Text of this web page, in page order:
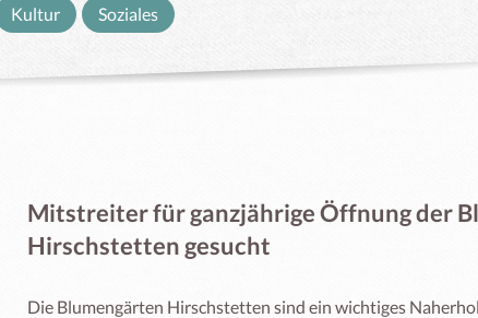
Kultur Soziales
Mitstreiter für ganzjährige Öffnung der
Hirschstetten gesucht
Die Blumengärten Hirschstetten sind ein wichtiges